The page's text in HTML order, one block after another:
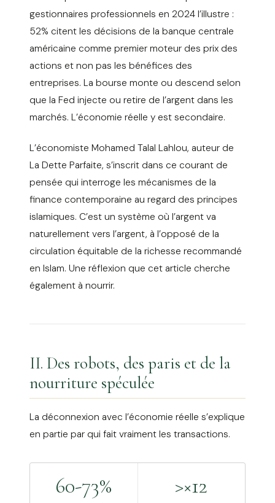
gestionnaires professionnels en 2024 l’illustre :
52% citent les décisions de la banque centrale
américaine comme premier moteur des prix des
actions et non pas les bénéfices des
entreprises. La bourse monte ou descend selon
que la Fed injecte ou retire de l’argent dans les
marchés. L’économie réelle y est secondaire.
L’économiste Mohamed Talal Lahlou, auteur de
La Dette Parfaite, s’inscrit dans ce courant de
pensée qui interroge les mécanismes de la
finance contemporaine au regard des principes
islamiques. C’est un système où l’argent va
naturellement vers l’argent, à l’opposé de la
circulation équitable de la richesse recommandé
en Islam. Une réflexion que cet article cherche
également à nourrir.
II. Des robots, des paris et de la
nourriture spéculée
La déconnexion avec l’économie réelle s’explique
en partie par qui fait vraiment les transactions.
60-73% >×12